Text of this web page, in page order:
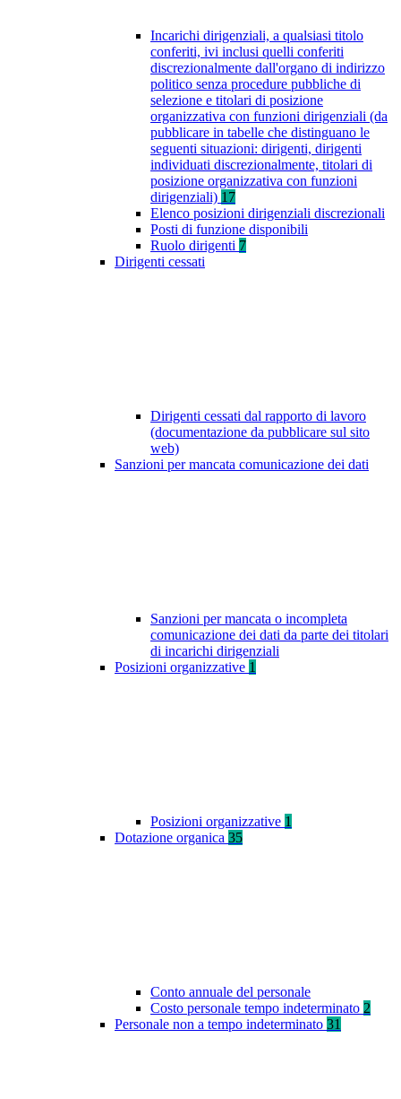
Incarichi dirigenziali, a qualsiasi titolo
conferiti, ivi inclusi quelli conferiti
discrezionalmente dall'organo di indirizzo
politico senza procedure pubbliche di
selezione e titolari di posizione
organizzativa con funzioni dirigenziali (da
pubblicare in tabelle che distinguano le
seguenti situazioni: dirigenti, dirigenti
individuati discrezionalmente, titolari di
posizione organizzativa con funzioni
dirigenziali) 17
Elenco posizioni dirigenziali discrezionali
Posti di funzione disponibili
Ruolo dirigenti 7
Dirigenti cessati
Dirigenti cessati dal rapporto di lavoro
(documentazione da pubblicare sul sito
web)
Sanzioni per mancata comunicazione dei dati
Sanzioni per mancata o incompleta
comunicazione dei dati da parte dei titolari
di incarichi dirigenziali
Posizioni organizzative 1
Posizioni organizzative 1
Dotazione organica 35
Conto annuale del personale
Costo personale tempo indeterminato 2
Personale non a tempo indeterminato 31